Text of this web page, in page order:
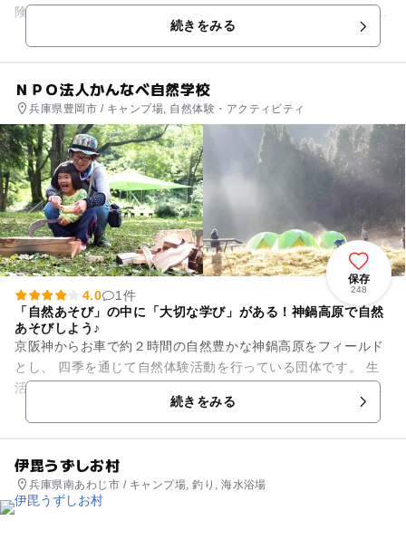
険！自然の中で心も体もリフレッシュできます。 清らかな渓流
続きをみる
ＮＰＯ法人かんなべ自然学校
兵庫県豊岡市 / キャンプ場, 自然体験・アクティビティ
保存
248
4.0
1件
「自然あそび」の中に「大切な学び」がある！神鍋高原で自然
あそびしよう♪
京阪神からお車で約２時間の自然豊かな神鍋高原をフィールド
とし、 四季を通じて自然体験活動を行っている団体です。 生
活環境や遊び方が変わり自然で遊ぶ機会が減ってしまった今、
続きをみる
伊毘うずしお村
兵庫県南あわじ市 / キャンプ場, 釣り, 海水浴場